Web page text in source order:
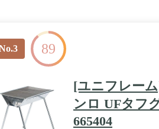
89
[ユニフレー
ンロ UFタフ
665404